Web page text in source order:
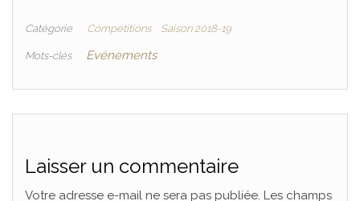
Catégorie Compétitions Saison 2018-19
Mots-clés Evénements
Laisser un commentaire
Votre adresse e-mail ne sera pas publiée. Les champs